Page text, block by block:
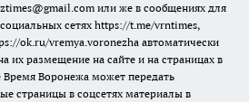
или же в сообщениях для
сетях https://t.me/vrntimes,
ok.ru/vremya.voronezha автоматически
их размещение на сайте и на страницах в
Время Воронежа может передать
страницы в соцсетях материалы в